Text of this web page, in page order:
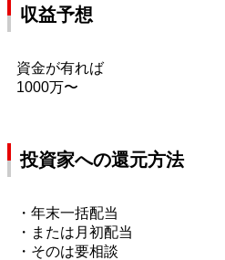
収益予想
資金が有れば
1000万〜
投資家への還元方法
・年末一括配当
・または月初配当
・そのは要相談